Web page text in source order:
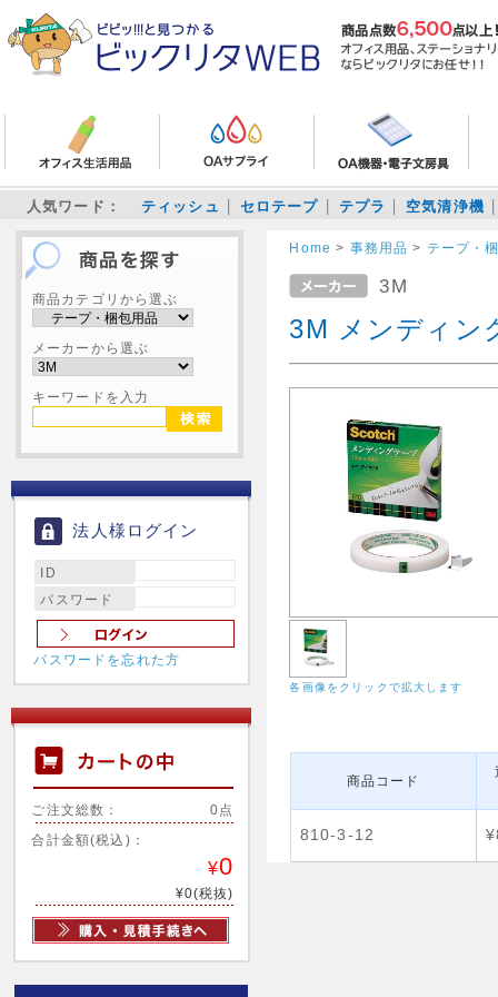
人気ワード： ティッシュ セロテープ テプラ 空気清浄機
商品カテゴリから選ぶ
メーカーから選ぶ
キーワードを入力
法人様ログイン
ID
パスワード
パスワードを忘れた方
ご注文総数： 0点
合計金額(税込)：
¥0
¥0(税抜)
Home > 事務用品 > テープ・
3M
3M メンディン
各画像をクリックで拡大します
商品コード
810-3-12